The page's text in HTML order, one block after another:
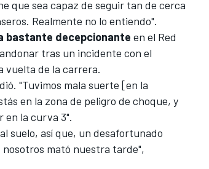
que sea capaz de seguir tan de cerca
Realmente no lo entiendo".
bastante decepcionante en el Red
tras un incidente con el
vuelta de la carrera.
"Tuvimos mala suerte [en la
en la zona de peligro de choque, y
en la curva 3".
suelo, así que, un desafortunado
nosotros mató nuestra tarde",